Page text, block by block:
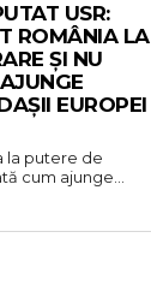
USR:
ROMÂNIA LA
ȘI NU
EUROPEI
la putere de
cum ajunge...